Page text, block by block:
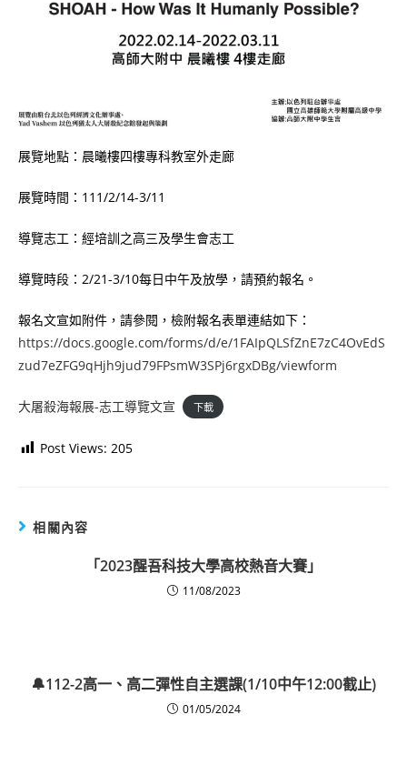
展覽地點：晨曦樓四樓專科教室外走廊
展覽時間：111/2/14-3/11
導覽志工：經培訓之高三及學生會志工
導覽時段：2/21-3/10每日中午及放學，請預約報名。
報名文宣如附件，請參閱，檢附報名表單連結如下：
https://docs.google.com/forms/d/e/1FAIpQLSfZnE7zC4OvEdS
zud7eZFG9qHjh9jud79FPsmW3SPj6rgxDBg/viewform
大屠殺海報展-志工導覽文宣 下載
Post Views: 205
相關內容
「2023醒吾科技大學高校熱音大賽」
11/08/2023
🔔112-2高一、高二彈性自主選課(1/10中午12:00截止)
01/05/2024